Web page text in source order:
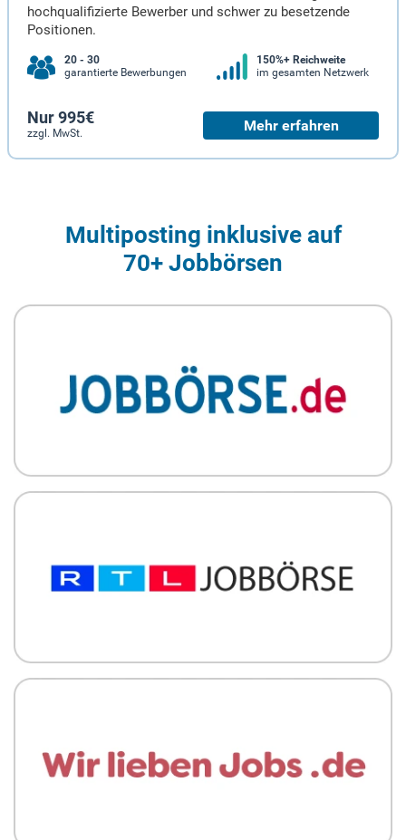
hochqualifizierte Bewerber und schwer zu besetzende
Positionen.
20 - 30
garantierte Bewerbungen
150%+ Reichweite
im gesamten Netzwerk
Nur 995€
zzgl. MwSt. Mehr erfahren
Multiposting inklusive auf
70+ Jobbörsen